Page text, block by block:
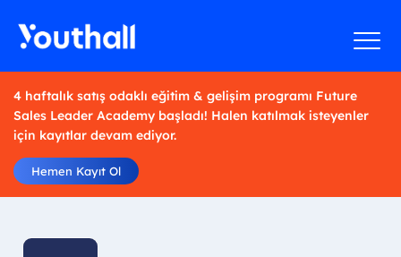
4 haftalık satış odaklı eğitim & gelişim programı Future
Sales Leader Academy başladı! Halen katılmak isteyenler
için kayıtlar devam ediyor.
Hemen Kayıt Ol